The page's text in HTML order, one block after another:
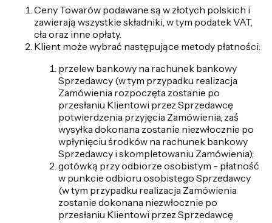
Ceny Towarów podawane są w złotych polskich i
zawierają wszystkie składniki, w tym podatek VAT,
cła oraz inne opłaty.
Klient może wybrać następujące metody płatności:
przelew bankowy na rachunek bankowy
Sprzedawcy (w tym przypadku realizacja
Zamówienia rozpoczęta zostanie po
przesłaniu Klientowi przez Sprzedawcę
potwierdzenia przyjęcia Zamówienia, zaś
wysyłka dokonana zostanie niezwłocznie po
wpłynięciu środków na rachunek bankowy
Sprzedawcy i skompletowaniu Zamówienia);
gotówką przy odbiorze osobistym - płatność
w punkcie odbioru osobistego Sprzedawcy
(w tym przypadku realizacja Zamówienia
zostanie dokonana niezwłocznie po
przesłaniu Klientowi przez Sprzedawcę